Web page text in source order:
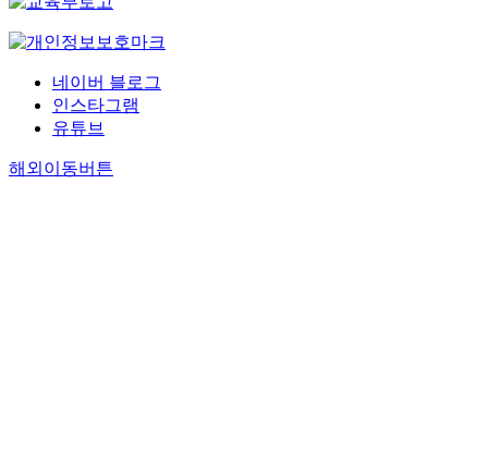
네이버 블로그
인스타그램
유튜브
해외이동버튼